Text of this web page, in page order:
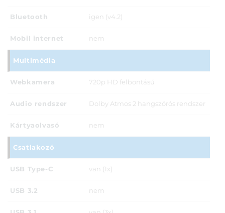
Bluetooth igen (v4.2)
Mobil internet nem
Multimédia
Webkamera 720p HD felbontású
Audio rendszer Dolby Atmos 2 hangszórós rendszer
Kártyaolvasó nem
Csatlakozó
USB Type-C van (1x)
USB 3.2 nem